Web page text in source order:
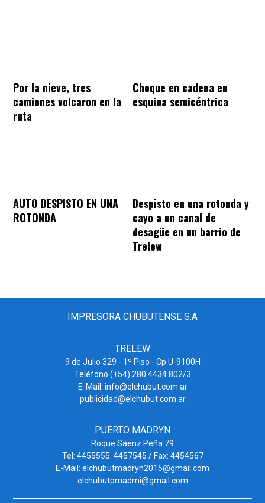
Por la nieve, tres
camiones volcaron en la
ruta
Choque en cadena en
esquina semicéntrica
AUTO DESPISTO EN UNA
ROTONDA
Despisto en una rotonda y
cayo a un canal de
desagüe en un barrio de
Trelew
IMPRESORA CHUBUTENSE S.A
TRELEW
9 de Julio 329 - 1º Piso - Cp U-9100H
Teléfono (+54) 280 4434 802/3
E-Mail: info@elchubut.com.ar
publicidad@elchubut.com.ar
PUERTO MADRYN
Roque Sáenz Peña 79
Tel: 4455555. 4457545 / Fax: 4454567
E-Mail: elchubutmadryn2015@gmail.com
elchubutpmadmi@gmail.com